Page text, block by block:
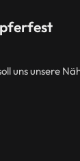
uns unsere